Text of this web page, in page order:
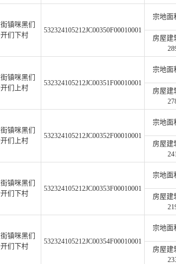
镇咪黑们
们下村
532324105212JC00350F00010001
宗地面
房屋建
镇咪黑们
们上村
532324105212JC00351F00010001
宗地面
房屋建
镇咪黑们
们上村
532324105212JC00352F00010001
宗地面
房屋建
镇咪黑们
们下村
532324105212JC00353F00010001
宗地面
房屋建
镇咪黑们
们下村
532324105212JC00354F00010001
宗地面
房屋建